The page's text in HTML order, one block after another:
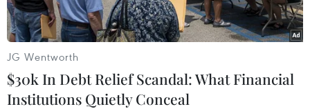
JG Wentworth
$30k In Debt Relief Scandal: What Financial
Institutions Quietly Conceal